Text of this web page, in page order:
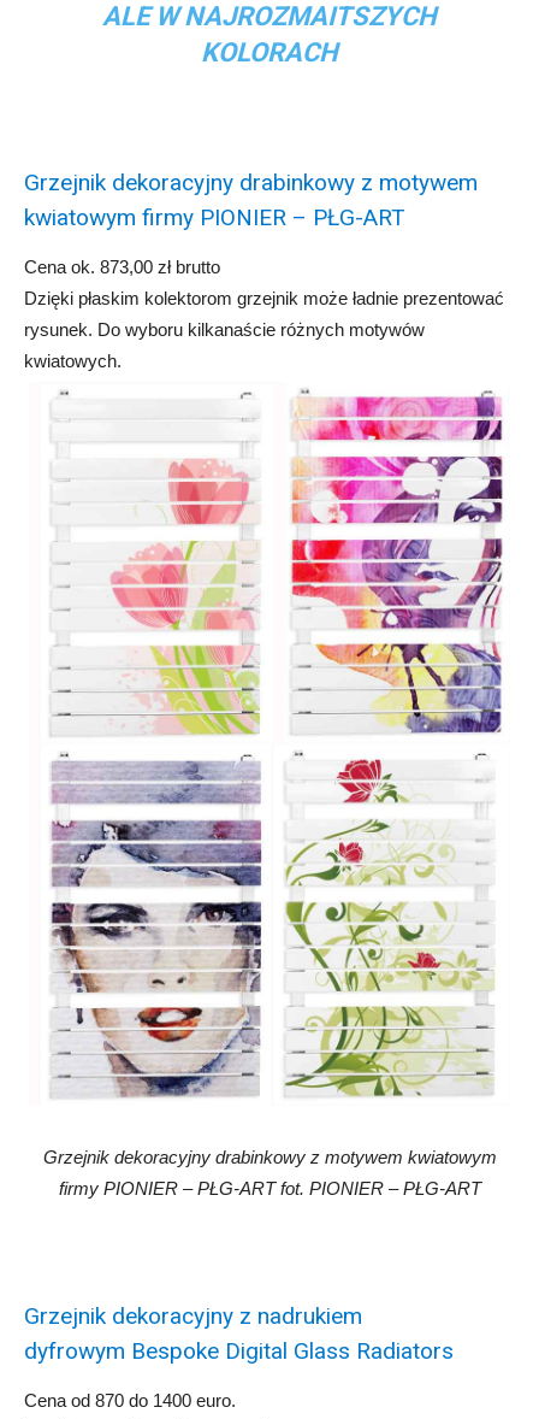
ALE W NAJROZMAITSZYCH
KOLORACH
Grzejnik dekoracyjny drabinkowy z motywem
kwiatowym firmy PIONIER – PŁG-ART
Cena ok. 873,00 zł brutto
Dzięki płaskim kolektorom grzejnik może ładnie prezentować
rysunek. Do wyboru kilkanaście różnych motywów
kwiatowych.
Grzejnik dekoracyjny drabinkowy z motywem kwiatowym
firmy PIONIER – PŁG-ART fot. PIONIER – PŁG-ART
Grzejnik dekoracyjny z nadrukiem
dyfrowym Bespoke Digital Glass Radiators
Cena od 870 do 1400 euro.